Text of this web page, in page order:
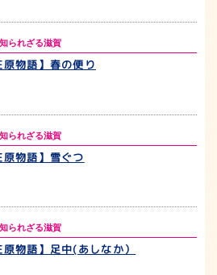
知られざる滋賀
原物語】春の便り
知られざる滋賀
原物語】雪ぐつ
知られざる滋賀
原物語】足中(あしなか）